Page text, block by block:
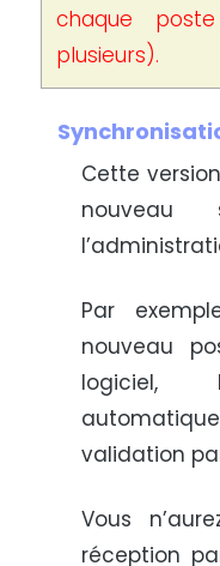
chaque
plusieurs).
Cette
nouveau
Par
nouveau
logiciel,
validation
Vous
réception